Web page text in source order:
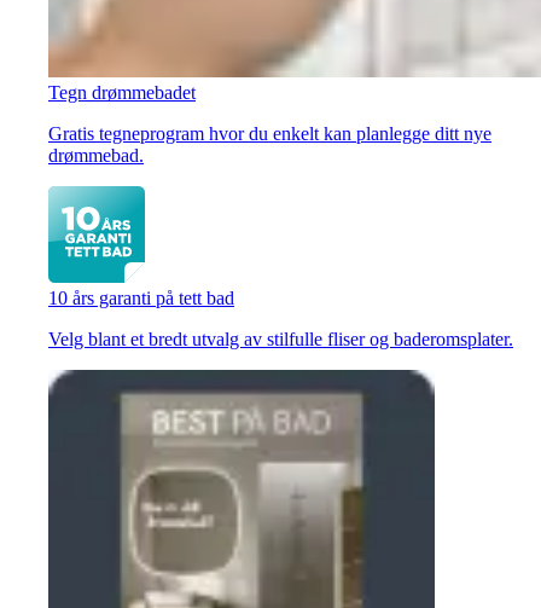
Tegn drømmebadet
Gratis tegneprogram hvor du enkelt kan planlegge ditt nye
drømmebad.
10 års garanti på tett bad
Velg blant et bredt utvalg av stilfulle fliser og baderomsplater.